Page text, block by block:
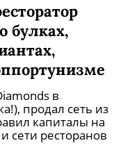
булках,
в
продал сеть из
капиталы на
сети ресторанов